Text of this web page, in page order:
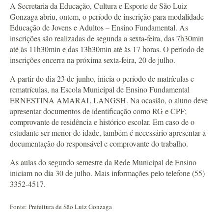
A Secretaria da Educação, Cultura e Esporte de São Luiz
Gonzaga abriu, ontem, o período de inscrição para modalidade
Educação de Jovens e Adultos – Ensino Fundamental. As
inscrições são realizadas de segunda a sexta-feira, das 7h30min
até às 11h30min e das 13h30min até às 17 horas. O período de
inscrições encerra na próxima sexta-feira, 20 de julho.
A partir do dia 23 de junho, inicia o período de matrículas e
rematrículas, na Escola Municipal de Ensino Fundamental
ERNESTINA AMARAL LANGSH. Na ocasião, o aluno deve
apresentar documentos de identificação como RG e CPF;
comprovante de residência e histórico escolar. Em caso de o
estudante ser menor de idade, também é necessário apresentar a
documentação do responsável e comprovante do trabalho.
As aulas do segundo semestre da Rede Municipal de Ensino
iniciam no dia 30 de julho. Mais informações pelo telefone (55)
3352-4517.
Fonte: Prefeitura de São Luiz Gonzaga